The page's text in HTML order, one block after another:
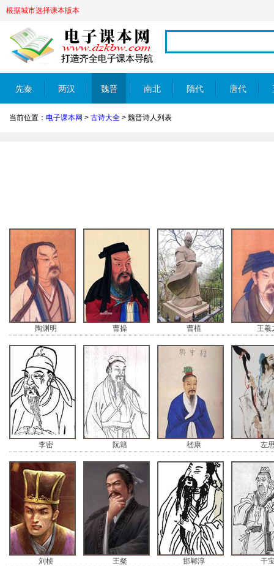
根据城市选择课本版本
先秦 两汉 魏晋 南北
朝
隋代 唐代
当前位置： 电子课本网 > 古诗大全 > 魏晋诗人列表
陶渊明 曹操 曹植 王羲
李密 阮籍 嵇康 左
刘桢 王粲 邯郸淳 干